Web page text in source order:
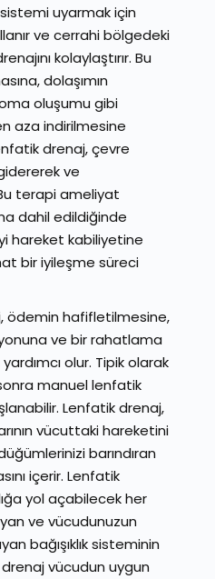
uyarmak için
ve cerrahi bölgedeki
kolaylaştırır. Bu
dolaşımın
oluşumu gibi
aza indirilmesine
drenaj, çevre
ve
terapi ameliyat
dahil edildiğinde
hareket kabiliyetine
bir iyileşme süreci
ödemin hafifletilmesine,
ve bir rahatlama
olur. Tipik olarak
manuel lenfatik
Lenfatik drenaj,
vücuttaki hareketini
barındıran
içerir. Lenfatik
yol açabilecek her
ve vücudunuzun
bağışıklık sisteminin
drenaj vücudun uygun